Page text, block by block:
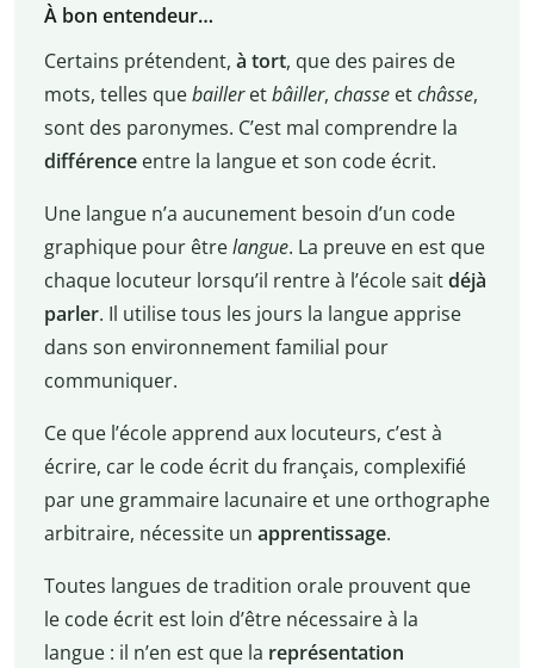
À bon entendeur…
Certains prétendent, à tort, que des paires de
mots, telles quebailleretbâiller, chasseetchâsse,
sont des paronymes. C’est mal comprendre la
différenceentre la langue et son code écrit.
Une langue n’a aucunement besoin d’un code
graphique pour êtrelangue. La preuve en est que
chaque locuteur lorsqu’il rentre à l’école saitdéjà
parler. Il utilise tous les jours la langue apprise
dans son environnement familial pour
communiquer.
Ce que l’école apprend aux locuteurs, c’est à
écrire, car le code écrit du français, complexifié
par une grammaire lacunaire et une orthographe
arbitraire, nécessite un apprentissage.
Toutes langues de tradition orale prouvent que
le code écrit est loin d’être nécessaire à la
langue : il n’en est que la représentation